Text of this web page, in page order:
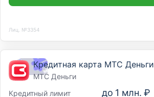
Лиц. №3354
Кредитная карта МТС Деньги
МТС Деньги
Кредитный лимит
до 1 млн. ₽